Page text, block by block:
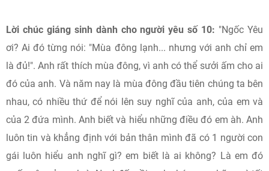
Lời chúc giáng sinh dành cho người yêu số 10: "Ngốc Yêu
ơi? Ai đó từng nói: "Mùa đông lạnh... nhưng với anh chỉ em
là đủ!". Anh rất thích mùa đông, vì anh có thể sưởi ấm cho ai
đó của anh. Và năm nay là mùa đông đầu tiên chúng ta bên
nhau, có nhiều thứ để nói lên suy nghĩ của anh, của em và
của 2 đứa mình. Anh biết và hiểu những điều đó em àh. Anh
luôn tin và khẳng định với bản thân mình đã có 1 người con
gái luôn hiểu anh nghĩ gì? em biết là ai không? Là em đó